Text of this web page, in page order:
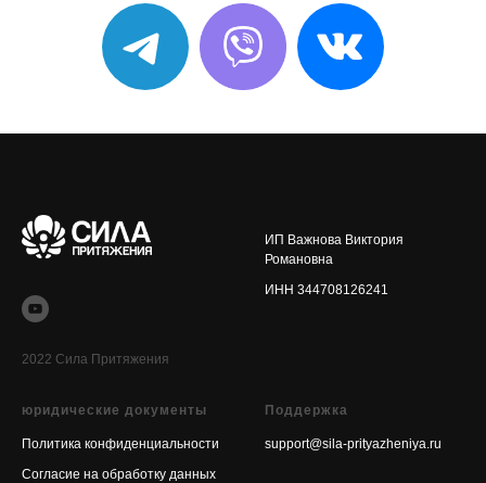
2022 Сила Притяжения
ИП Важнова Виктория
Романовна
ИНН 344708126241
юридические документы
Политика конфиденциальности
Согласие на обработку данных
Поддержка
support@sila-prityazheniya.ru